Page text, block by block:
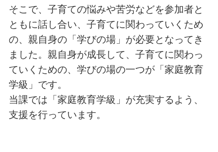
そこで、子育ての悩みや苦労などを参加者と
ともに話し合い、子育てに関わっていくため
の、親自身の「学びの場」が必要となってき
ました。親自身が成長して、子育てに関わっ
ていくための、学びの場の一つが「家庭教育
学級」です。
当課では「家庭教育学級」が充実するよう、
支援を行っています。